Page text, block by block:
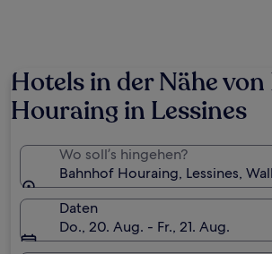
Hotels in der Nähe
Houraing in Lessines
Wo soll’s hingehen?
Bahnhof Houraing, Lessines,
Daten
Do., 20. Aug. - Fr., 21. Aug.